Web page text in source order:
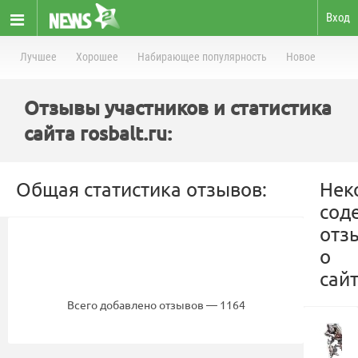
Вход
Лучшее Хорошее Набирающее популярность Новое
Отзывы участников и статистика
сайта rosbalt.ru:
Общая статистика отзывов:
Всего добавлено отзывов — 1164
о